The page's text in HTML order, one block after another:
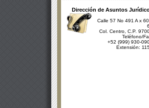
Dirección de Asuntos
Calle 57 No 491 A x
Col. Centro, C.P.
Teléfono/
+52 (999) 930-
Extensión: